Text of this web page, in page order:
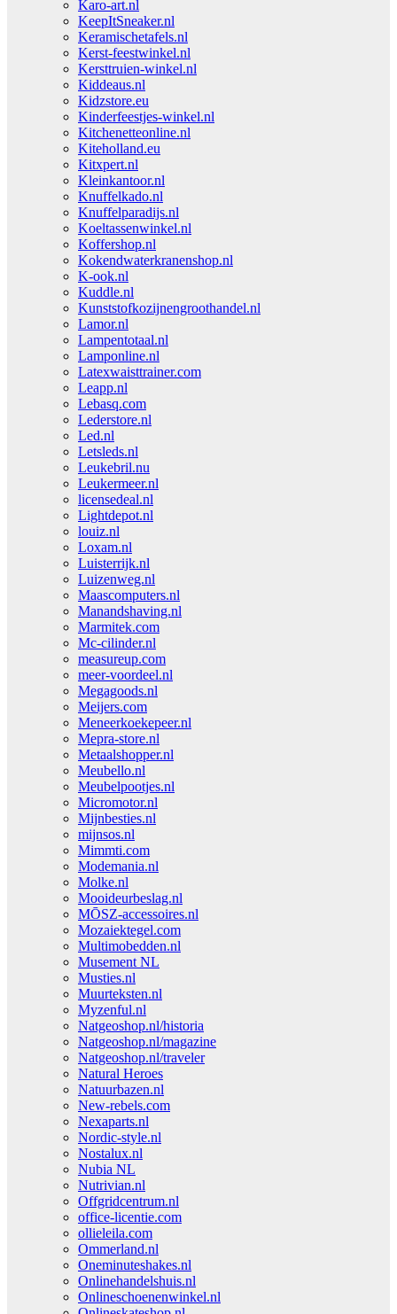
Karo-art.nl
KeepItSneaker.nl
Keramischetafels.nl
Kerst-feestwinkel.nl
Kersttruien-winkel.nl
Kiddeaus.nl
Kidzstore.eu
Kinderfeestjes-winkel.nl
Kitchenetteonline.nl
Kiteholland.eu
Kitxpert.nl
Kleinkantoor.nl
Knuffelkado.nl
Knuffelparadijs.nl
Koeltassenwinkel.nl
Koffershop.nl
Kokendwaterkranenshop.nl
K-ook.nl
Kuddle.nl
Kunststofkozijnengroothandel.nl
Lamor.nl
Lampentotaal.nl
Lamponline.nl
Latexwaisttrainer.com
Leapp.nl
Lebasq.com
Lederstore.nl
Led.nl
Letsleds.nl
Leukebril.nu
Leukermeer.nl
licensedeal.nl
Lightdepot.nl
louiz.nl
Loxam.nl
Luisterrijk.nl
Luizenweg.nl
Maascomputers.nl
Manandshaving.nl
Marmitek.com
Mc-cilinder.nl
measureup.com
meer-voordeel.nl
Megagoods.nl
Meijers.com
Meneerkoekepeer.nl
Mepra-store.nl
Metaalshopper.nl
Meubello.nl
Meubelpootjes.nl
Micromotor.nl
Mijnbesties.nl
mijnsos.nl
Mimmti.com
Modemania.nl
Molke.nl
Mooideurbeslag.nl
MŌSZ-accessoires.nl
Mozaiektegel.com
Multimobedden.nl
Musement NL
Musties.nl
Muurteksten.nl
Myzenful.nl
Natgeoshop.nl/historia
Natgeoshop.nl/magazine
Natgeoshop.nl/traveler
Natural Heroes
Natuurbazen.nl
New-rebels.com
Nexaparts.nl
Nordic-style.nl
Nostalux.nl
Nubia NL
Nutrivian.nl
Offgridcentrum.nl
office-licentie.com
ollieleila.com
Ommerland.nl
Oneminuteshakes.nl
Onlinehandelshuis.nl
Onlineschoenenwinkel.nl